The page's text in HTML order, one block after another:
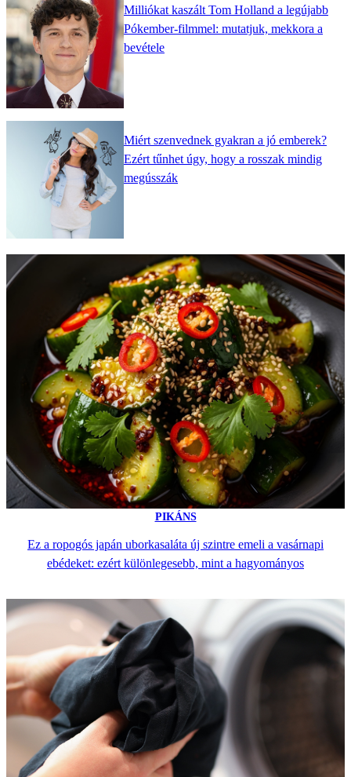
Milliókat kaszált Tom Holland a legújabb
Pókember-filmmel: mutatjuk, mekkora a
bevétele
Miért szenvednek gyakran a jó emberek?
Ezért tűnhet úgy, hogy a rosszak mindig
megússzák
PIKÁNS
Ez a ropogós japán uborkasaláta új szintre emeli a vasárnapi
ebédeket: ezért különlegesebb, mint a hagyományos